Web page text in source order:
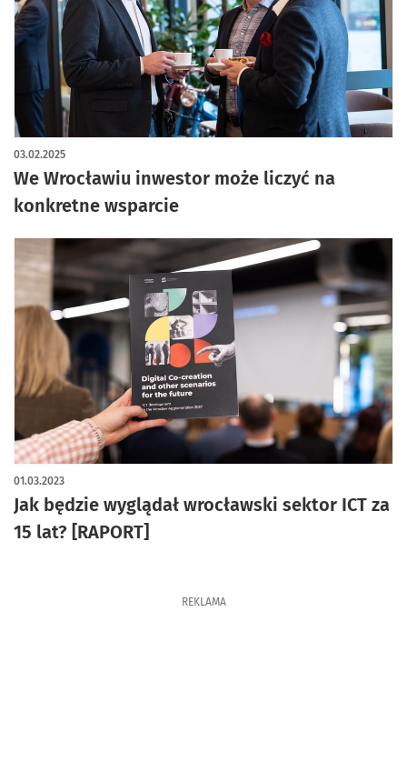
We Wrocławiu inwestor może liczyć na
konkretne wsparcie
03.02.2025
Jak będzie wyglądał wrocławski sektor ICT za
15 lat? [RAPORT]
01.03.2023
REKLAMA